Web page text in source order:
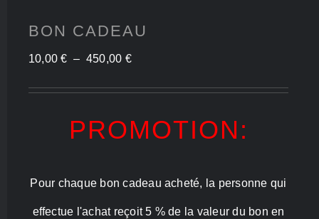
BON CADEAU
10,00€ – 450,00 €Plage
de
PROMOTION:
Pour chaque bon cadeau acheté, la personne qui
effectue l'achat reçoit 5 % de la valeur du bon en